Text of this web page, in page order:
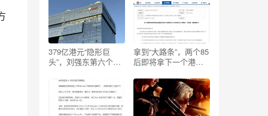
379亿港元“隐形巨
头”，刘强东第六个
拿到“大路条”，两个85
后即将拿下一个港股